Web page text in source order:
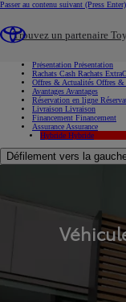
Passer au contenu suivant (Press Enter)
Trouvez un partenaire
Présentation Présentation
Rachats Cash Rachats
Offres & Actualités Offres &
Avantages Avantages
Réservation en ligne
Livraison Livraison
Financement Financement
Assurance Assurance
Hybride Hybride
Défilement vers la